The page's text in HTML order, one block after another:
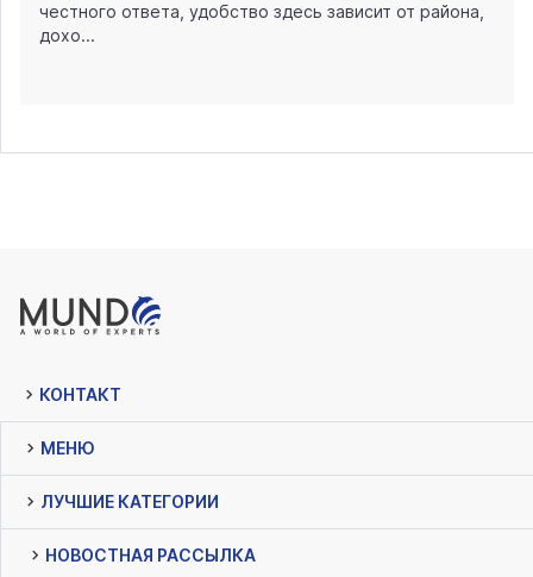
честного ответа, удобство здесь зависит от района,
дохо...
КОНТАКТ
МЕНЮ
ЛУЧШИЕ КАТЕГОРИИ
НОВОСТНАЯ РАССЫЛКА